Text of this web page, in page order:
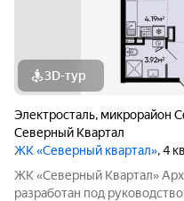
3D-тур
Электросталь, микрорайон
Северный Квартал
ЖК «Северный квартал», 4
ЖК «Северный Квартал» Архитектурный облик комплекса
разработан под руководством